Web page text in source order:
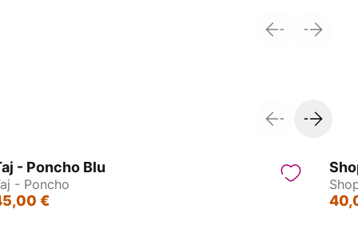
- Poncho Blu
- Poncho
€